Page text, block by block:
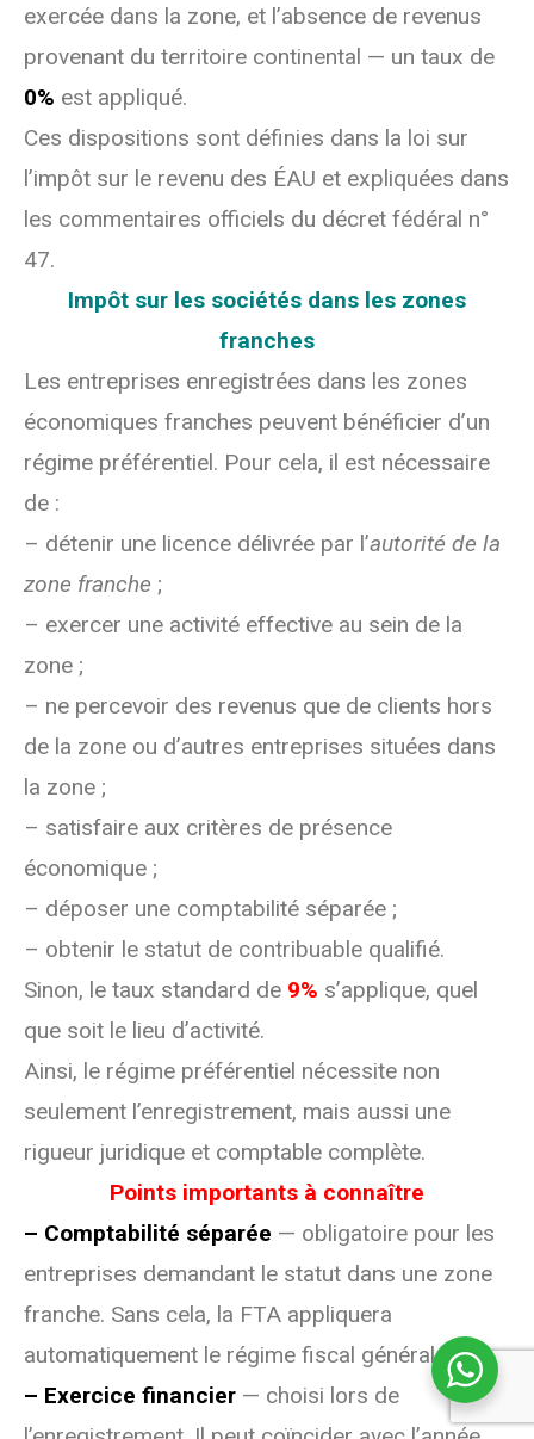
exercée dans la zone, et l’absence de revenus
provenant du territoire continental — un taux de
0% est appliqué.
Ces dispositions sont définies dans la loi sur
l’impôt sur le revenu des ÉAU et expliquées dans
les commentaires officiels du décret fédéral n°
47.
Impôt sur les sociétés dans les zones
franches
Les entreprises enregistrées dans les zones
économiques franches peuvent bénéficier d’un
régime préférentiel. Pour cela, il est nécessaire
de :
– détenir une licence délivrée par l’autorité de la
zone franche ;
– exercer une activité effective au sein de la
zone ;
– ne percevoir des revenus que de clients hors
de la zone ou d’autres entreprises situées dans
la zone ;
– satisfaire aux critères de présence
économique ;
– déposer une comptabilité séparée ;
– obtenir le statut de contribuable qualifié.
Sinon, le taux standard de 9% s’applique, quel
que soit le lieu d’activité.
Ainsi, le régime préférentiel nécessite non
seulement l’enregistrement, mais aussi une
rigueur juridique et comptable complète.
Points importants à connaître
– Comptabilité séparée — obligatoire pour les
entreprises demandant le statut dans une zone
franche. Sans cela, la FTA appliquera
automatiquement le régime fiscal général.
– Exercice financier — choisi lors de